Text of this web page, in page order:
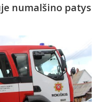
numalšino patys